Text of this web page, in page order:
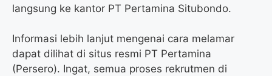
langsung ke kantor PT Pertamina Situbondo.
Informasi lebih lanjut mengenai cara melamar
dapat dilihat di situs resmi PT Pertamina
(Persero). Ingat, semua proses rekrutmen di